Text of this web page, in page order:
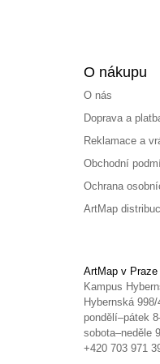
O nákupu
O nás
Doprava a
Reklamace a
Obchodní
Ochrana
ArtMap
ArtMap v Praze
Kampus
Hybernská 998/
pondělí–pátek
sobota–neděle
+420 703 971